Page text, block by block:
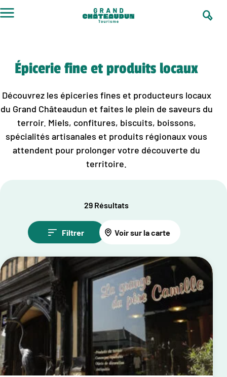
au
Épicerie fine et produits locaux
Découvrez les épiceries fines et producteurs locaux
du Grand Châteaudun et faites le plein de saveurs du
terroir. Miels, confitures, biscuits, boissons,
spécialités artisanales et produits régionaux vous
attendent pour prolonger votre découverte du
territoire.
29 Résultats
Filtrer Voir sur la carte